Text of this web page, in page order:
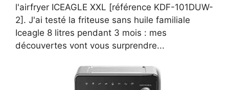
l'airfryer ICEAGLE XXL [référence KDF-101DUW-
2]. J'ai testé la friteuse sans huile familiale
Iceagle 8 litres pendant 3 mois : mes
découvertes vont vous surprendre...